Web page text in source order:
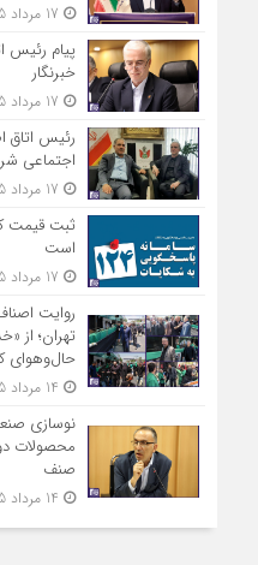
پیام رئیس
خبرنگار
رئیس اتاق
اجتماعی
است
روایت
تهران؛ از
حال‌وهوای
نوسازی
محصولات
صنف